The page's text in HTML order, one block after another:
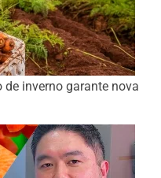
inverno garante nova